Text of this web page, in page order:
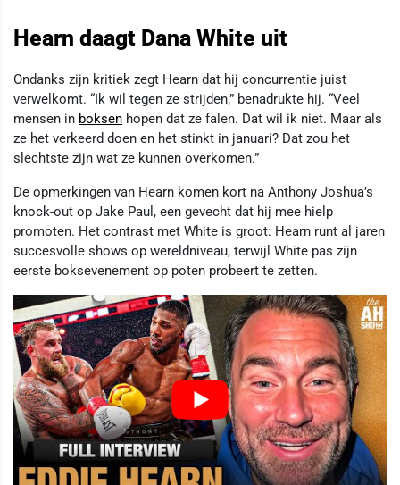
Hearn daagt Dana White uit
Ondanks zijn kritiek zegt Hearn dat hij concurrentie juist
verwelkomt. “Ik wil tegen ze strijden,” benadrukte hij. “Veel
mensen in boksen hopen dat ze falen. Dat wil ik niet. Maar als
ze het verkeerd doen en het stinkt in januari? Dat zou het
slechtste zijn wat ze kunnen overkomen.”
De opmerkingen van Hearn komen kort na Anthony Joshua’s
knock-out op Jake Paul, een gevecht dat hij mee hielp
promoten. Het contrast met White is groot: Hearn runt al jaren
succesvolle shows op wereldniveau, terwijl White pas zijn
eerste boksevenement op poten probeert te zetten.